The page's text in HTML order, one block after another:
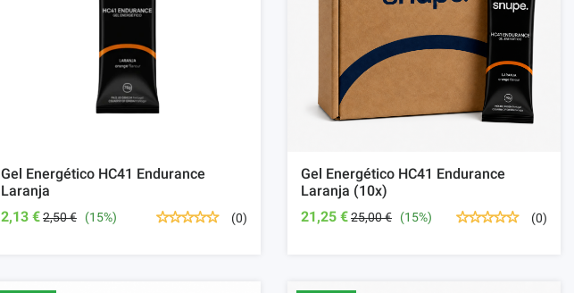
Gel Energético HC41 Endurance
Laranja
2,13 €2,50 € (15%) (0)
Gel Energético HC41 Endurance
Laranja (10x)
21,25 €25,00 € (15%) (0)